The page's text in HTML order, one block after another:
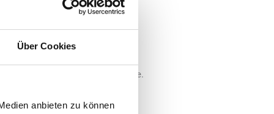
Über Cookies
anbieten zu können
und nicht hinter bisherige
Konkretisierungen im
Planungssicherheit ermögliche.